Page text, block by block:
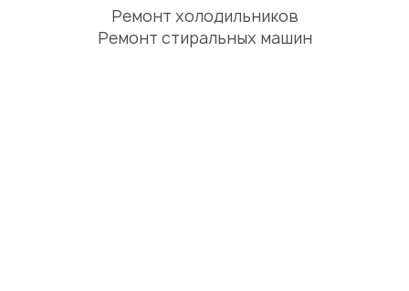
Ремонт холодильников
Ремонт стиральных машин